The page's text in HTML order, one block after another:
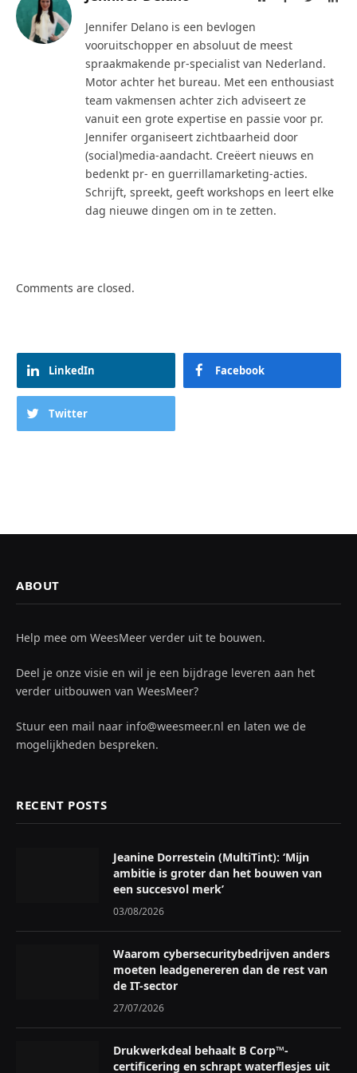
Jennifer Delano is een bevlogen
vooruitschopper en absoluut de meest
spraakmakende pr-specialist van Nederland.
Motor achter het bureau. Met een enthousiast
team vakmensen achter zich adviseert ze
vanuit een grote expertise en passie voor pr.
Jennifer organiseert zichtbaarheid door
(social)media-aandacht. Creëert nieuws en
bedenkt pr- en guerrillamarketing-acties.
Schrijft, spreekt, geeft workshops en leert elke
dag nieuwe dingen om in te zetten.
Comments are closed.
LinkedIn Facebook
Twitter
ABOUT
Help mee om WeesMeer verder uit te bouwen.
Deel je onze visie en wil je een bijdrage leveren aan het
verder uitbouwen van WeesMeer?
Stuur een mail naar info@weesmeer.nl en laten we de
mogelijkheden bespreken.
RECENT POSTS
Jeanine Dorrestein (MultiTint): ‘Mijn
ambitie is groter dan het bouwen van
een succesvol merk’
03/08/2026
Waarom cybersecuritybedrijven anders
moeten leadgenereren dan de rest van
de IT-sector
27/07/2026
Drukwerkdeal behaalt B Corp™-
certificering en schrapt waterflesjes uit